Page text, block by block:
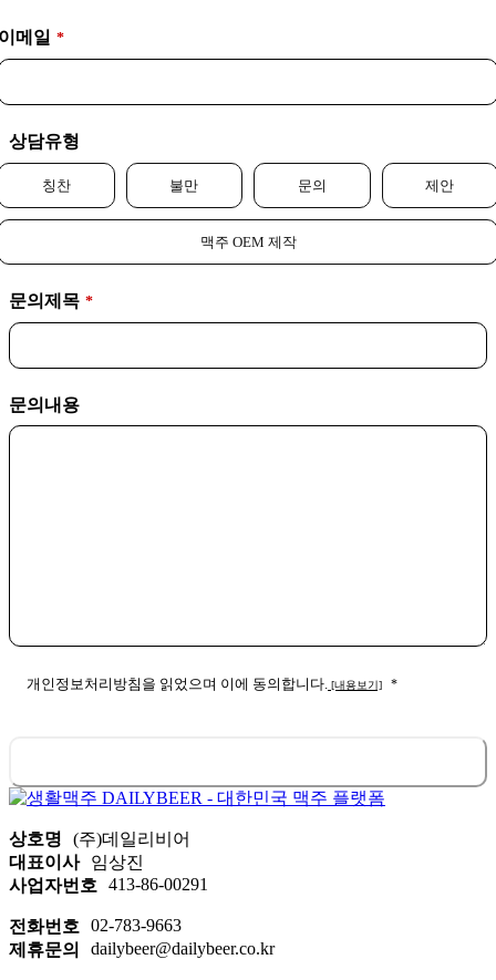
메일 *
상담유형
칭찬 불만 문의 제안
맥주 OEM 제작
문의제목 *
문의내용
개인정보처리방침을 읽었으며 이에 동의합니다. [내용보기] *
T
i
s
f
i
e
l
d
상호명
(주)데일리비어
대표이사
임상진
사업자번호 413-86-00291
전화번호 02-783-9663
제휴문의
dailybeer@dailybeer.co.kr